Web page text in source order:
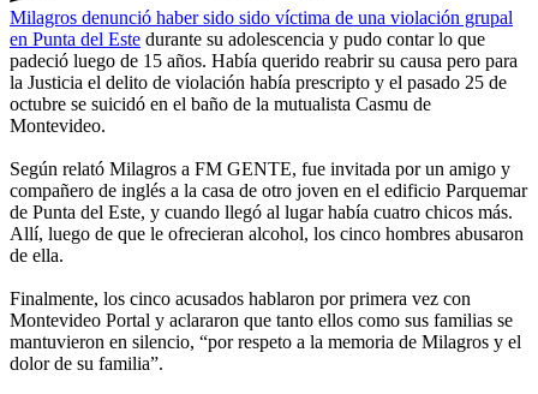
Milagros denunció haber sido sido víctima de una violación grupal
en Punta del Este durante su adolescencia y pudo contar lo que
padeció luego de 15 años. Había querido reabrir su causa pero para
la Justicia el delito de violación había prescripto y el pasado 25 de
octubre se suicidó en el baño de la mutualista Casmu de
Montevideo.
Según relató Milagros a FM GENTE, fue invitada por un amigo y
compañero de inglés a la casa de otro joven en el edificio Parquemar
de Punta del Este, y cuando llegó al lugar había cuatro chicos más.
Allí, luego de que le ofrecieran alcohol, los cinco hombres abusaron
de ella.
Finalmente, los cinco acusados hablaron por primera vez con
Montevideo Portal y aclararon que tanto ellos como sus familias se
mantuvieron en silencio, “por respeto a la memoria de Milagros y el
dolor de su familia”.